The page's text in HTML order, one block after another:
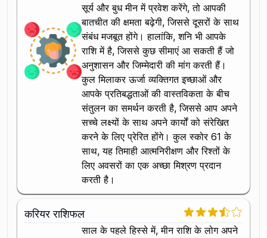
सूर्य और बुध मीन में प्रवेश करेंगे, तो आपकी
बातचीत की क्षमता बढ़ेगी, जिससे दूसरों के साथ
संबंध मजबूत होंगे। हालांकि, शनि भी आपके
राशि में है, जिससे कुछ सीमाएं आ सकती हैं जो
अनुशासन और जिम्मेदारी की मांग करती हैं।
कुल मिलाकर ऊर्जा व्यक्तिगत इच्छाओं और
आपके प्रतिबद्धताओं की वास्तविकता के बीच
संतुलन का समर्थन करती है, जिससे आप अपने
सच्चे लक्ष्यों के साथ अपने कार्यों को संरेखित
करने के लिए प्रेरित होंगे। कुल स्कोर 61 के
साथ, यह तिमाही आत्मनिरीक्षण और रिश्तों के
लिए अवसरों का एक अच्छा मिश्रण प्रदान
करती है।
करियर राशिफल
साल के पहले हिस्से में, मीन राशि के लोग अपने